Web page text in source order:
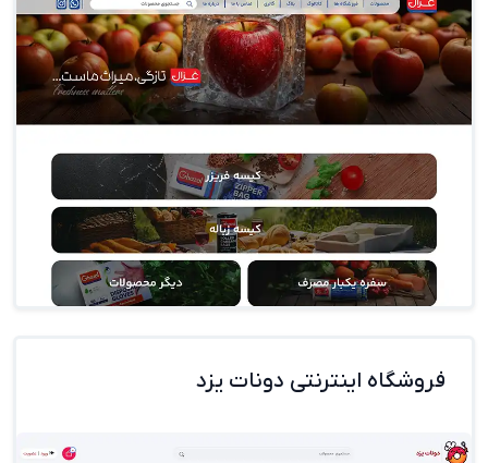
فروشگاه اینترنتی دونات یزد